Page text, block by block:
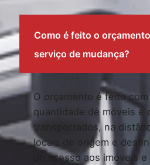
Como é feito o
serviço de mudança?
O orçamento é feito com
quantidade de móveis e
transportados, na
locais de origem e
de acesso aos imóveis